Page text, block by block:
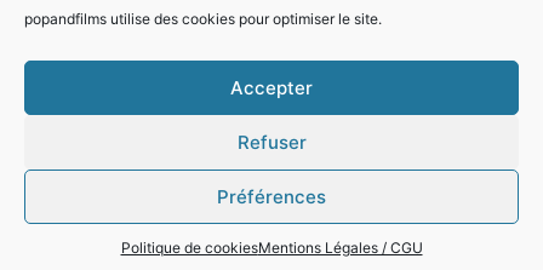
popandfilms utilise des cookies pour optimiser le site.
Accepter
Refuser
Préférences
Politique de cookiesMentions Légales / CGU
© 2026 Pop and Films - Thème WordPress par
Kadence WP